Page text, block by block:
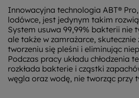
Innowacyjna technologia ABT®
lodówce, jest jedynym takim
System usuwa 99,99% bakterii nie
ale także w zamrażarce,
tworzeniu się pleśni i eliminując
Podczas pracy układu chłodzenia
rozkłada bakterie i cząstki
węgla oraz wodę, nie tworząc przy